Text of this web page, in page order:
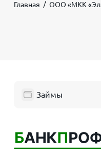
Главная ООО «МКК
Займы